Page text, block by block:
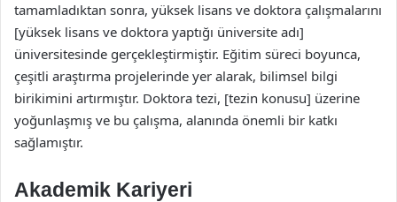
tamamladıktan sonra, yüksek lisans ve doktora çalışmalarını
[yüksek lisans ve doktora yaptığı üniversite adı]
üniversitesinde gerçekleştirmiştir. Eğitim süreci boyunca,
çeşitli araştırma projelerinde yer alarak, bilimsel bilgi
birikimini artırmıştır. Doktora tezi, [tezin konusu] üzerine
yoğunlaşmış ve bu çalışma, alanında önemli bir katkı
sağlamıştır.
Akademik Kariyeri